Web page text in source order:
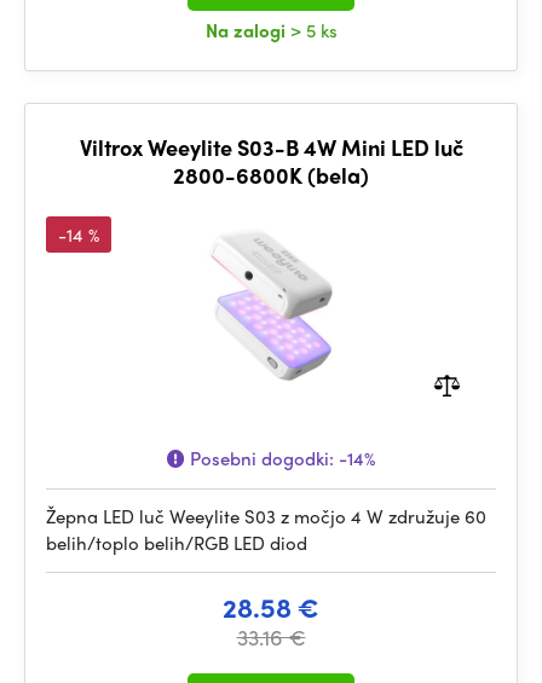
Na zalogi > 5 ks
Viltrox Weeylite S03-B 4W Mini LED luč
2800-6800K (bela)
-14 %
Posebni dogodki: -14%
Žepna LED luč Weeylite S03 z močjo 4 W združuje 60
belih/toplo belih/RGB LED diod
28.58 €
33.16 €